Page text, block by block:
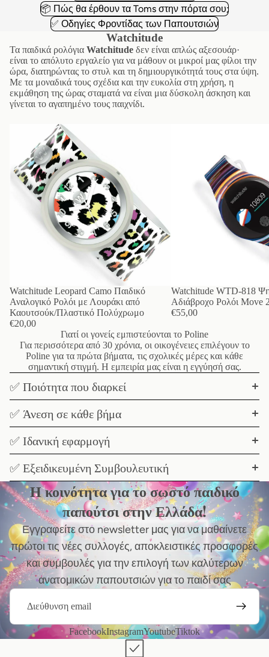
📦 Πώς θα έρθουν τα Toms στην πόρτα σου;
✅ Οδηγίες Φροντίδας των Παπουτσιών
Watchitude
Τα παιδικά ρολόγια Watchitude δεν είναι απλώς αξεσουάρ·
είναι το απόλυτο εργαλείο για να μάθουν οι μικροί μας φίλοι την
ώρα, διατηρώντας το στυλ και τη δημιουργικότητά τους στα ύψη.
Με τα μοναδικά τους σχέδια και την ευκολία στη χρήση, η
εκμάθηση της ώρας σταματά να είναι μια δύσκολη άσκηση και
γίνεται το αγαπημένο τους παιχνίδι.
Watchitude Leopard Camo Παιδικό
Αναλογικό Ρολόι με Λουράκι από
Καουτσούκ/Πλαστικό Πολύχρωμο
€20,00
Watchitude WTD-818
Αδιάβροχο Ρολόι Move
€55,00
Γιατί οι γονείς εμπιστεύονται το Poline
Για περισσότερα από 30 χρόνια, οι οικογένειες επιλέγουν το
Poline για τα πρώτα βήματα, τις σχολικές μέρες και κάθε
σημαντική στιγμή. Η εμπειρία μας είναι η εγγύησή σας.
✅ Ποιότητα που διαρκεί
✅ Άνεση σε κάθε βήμα
✅ Ιδανική εφαρμογή
✅ Εξειδικευμένη Συμβουλευτική
Η κοινότητα για το σωστό παιδικό
παπούτσι στην Ελλάδα!
Εγγραφείτε στο newsletter μας για να μαθαίνετε
πρώτοι τις νέες συλλογές, αποκλειστικές προσφορές
και συμβουλές για την επιλογή των καλύτερων
ανατομικών παπουτσιών για το παιδί σας
Email
FacebookInstagramYoutubeTiktok